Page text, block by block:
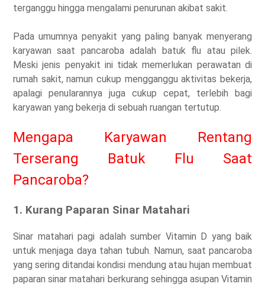
terganggu hingga mengalami penurunan akibat sakit.
Pada umumnya penyakit yang paling banyak menyerang
karyawan saat pancaroba adalah batuk flu atau pilek.
Meski jenis penyakit ini tidak memerlukan perawatan di
rumah sakit, namun cukup mengganggu aktivitas bekerja,
apalagi penularannya juga cukup cepat, terlebih bagi
karyawan yang bekerja di sebuah ruangan tertutup.
Mengapa Karyawan Rentang
Terserang Batuk Flu Saat
Pancaroba?
1. Kurang Paparan Sinar Matahari
Sinar matahari pagi adalah sumber Vitamin D yang baik
untuk menjaga daya tahan tubuh. Namun, saat pancaroba
yang sering ditandai kondisi mendung atau hujan membuat
paparan sinar matahari berkurang sehingga asupan Vitamin